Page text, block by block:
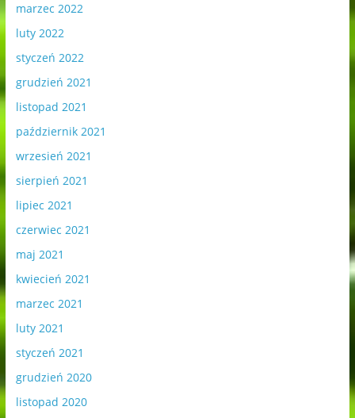
marzec 2022
luty 2022
styczeń 2022
grudzień 2021
listopad 2021
październik 2021
wrzesień 2021
sierpień 2021
lipiec 2021
czerwiec 2021
maj 2021
kwiecień 2021
marzec 2021
luty 2021
styczeń 2021
grudzień 2020
listopad 2020